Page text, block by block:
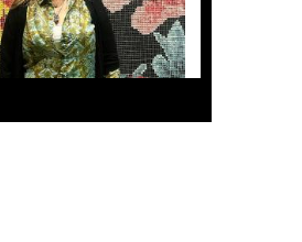
país es Milei”